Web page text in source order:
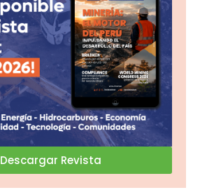
Descargar Revista